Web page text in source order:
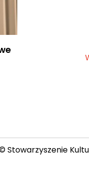
Stowarzyszenie